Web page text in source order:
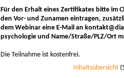
Für den Erhalt eines Zertifikates bitte im
den Vor- und Zunamen eintragen,
dem Webinar eine E-Mail an
psychologie und Name/Straße/PLZ/Ort
Die Teilnahme ist kostenfrei.
Inhaltsübersicht